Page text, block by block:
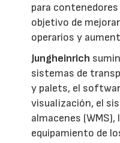
para
objetivo de
operarios y
Jungheinrich
sistemas de
y palets, el
visualización, el
almacenes
equipamiento de